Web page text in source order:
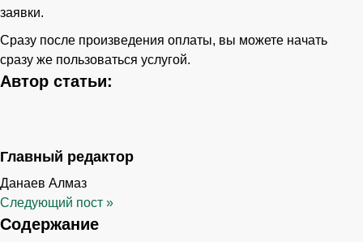
заявки.
Сразу после произведения оплаты, вы можете начать
сразу же пользоваться услугой.
Автор статьи:
Главный редактор
Данаев Алмаз
Следующий пост »
Содержание